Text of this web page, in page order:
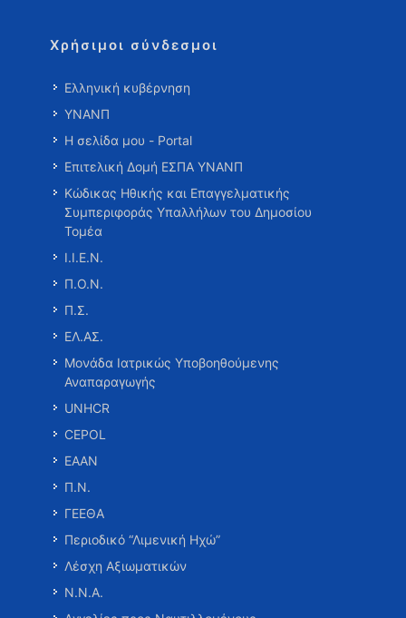
Χρήσιμοι σύνδεσμοι
Ελληνική κυβέρνηση
ΥΝΑΝΠ
Η σελίδα μου - Portal
Επιτελική Δομή ΕΣΠΑ ΥΝΑΝΠ
Κώδικας Ηθικής και Επαγγελματικής
Συμπεριφοράς Υπαλλήλων του Δημοσίου
Τομέα
Ι.Ι.Ε.Ν.
Π.Ο.Ν.
Π.Σ.
ΕΛ.ΑΣ.
Μονάδα Ιατρικώς Υποβοηθούμενης
Αναπαραγωγής
UNHCR
CEPOL
ΕΑΑΝ
Π.Ν.
ΓΕΕΘΑ
Περιοδικό “Λιμενική Ηχώ”
Λέσχη Αξιωματικών
Ν.Ν.Α.